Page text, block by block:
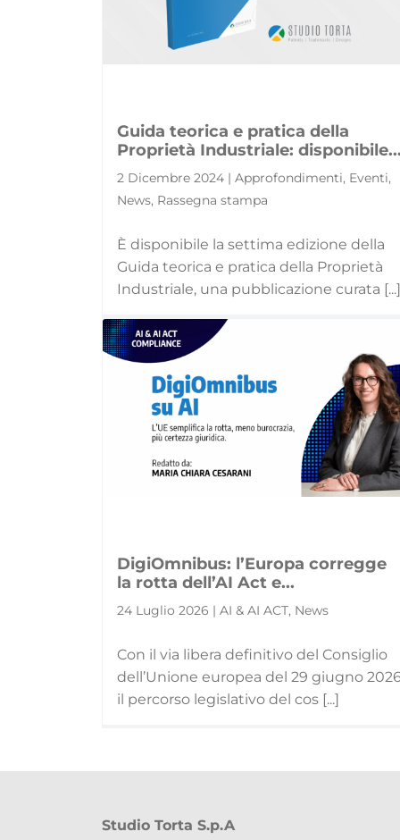
Guida teorica e pratica della
Proprietà Industriale: disponibile...
2 Dicembre 2024 | Approfondimenti, Eventi,
News, Rassegna stampa
È disponibile la settima edizione della
Guida teorica e pratica della Proprietà
Industriale, una pubblicazione curata [...]
DigiOmnibus: l’Europa corregge
la rotta dell’AI Act e...
24 Luglio 2026 | AI & AI ACT, News
Con il via libera definitivo del Consiglio
dell’Unione europea del 29 giugno
il percorso legislativo del cos [...]
Studio Torta S.p.A